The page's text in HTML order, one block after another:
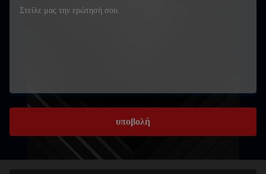
υποβολή